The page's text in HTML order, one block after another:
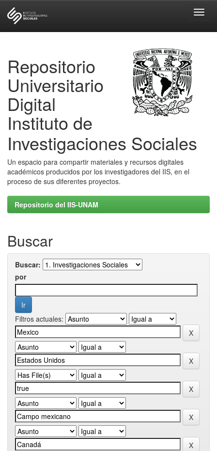
Repositorio
Universitario
Digital
Instituto de
Investigaciones Sociales
Un espacio para compartir materiales y recursos digitales
académicos producidos por los investigadores del IIS, en el
proceso de sus diferentes proyectos.
Repositorio del IIS-UNAM
Buscar
Buscar:
por
Filtros actuales: